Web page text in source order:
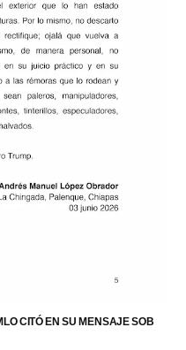
CITÓ EN SU MENSAJE SOB